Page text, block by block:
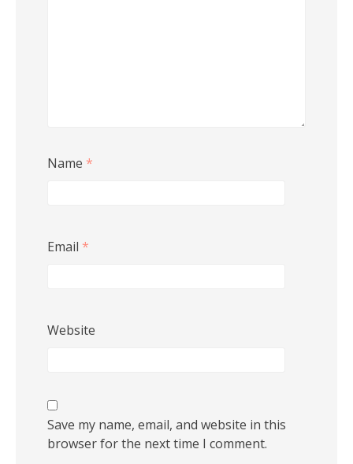
Name *
Email *
Website
Save my name, email, and website in this
browser for the next time I comment.